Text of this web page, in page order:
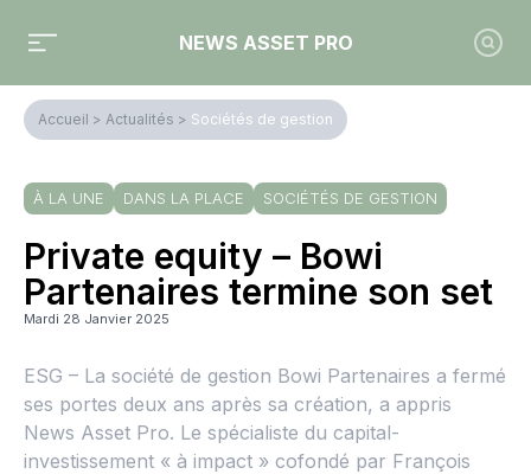
NEWS ASSET PRO
Accueil > Actualités > Sociétés de gestion
À LA UNE DANS LA PLACE SOCIÉTÉS DE GESTION
Private equity – Bowi
Partenaires termine son set
Mardi 28 Janvier 2025
ESG – La société de gestion Bowi Partenaires a fermé
ses portes deux ans après sa création, a appris
News Asset Pro. Le spécialiste du capital-
investissement « à impact » cofondé par François